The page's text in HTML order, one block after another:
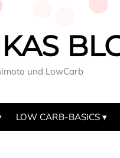
und LowCarb
LOW CARB-BASICS